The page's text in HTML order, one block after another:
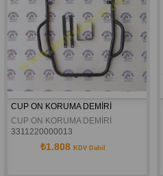
CUP ON KORUMA DEMİRİ
CUP ON KORUMA DEMİRİ
3311220000013
₺1.808 KDV Dahil